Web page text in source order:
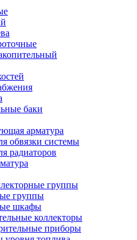
баки
арматура
обвязки системы
радиаторов
группы
группы
шкафы
коллекторы
приборы